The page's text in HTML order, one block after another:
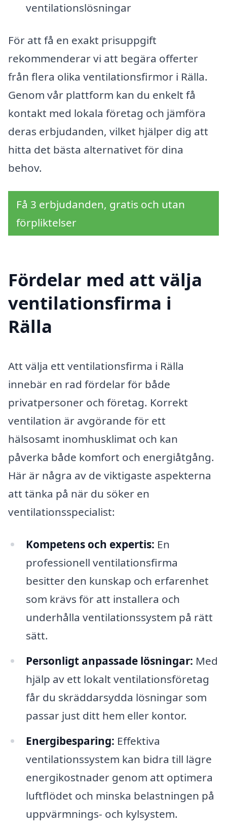
ventilationslösningar
För att få en exakt prisuppgift
rekommenderar vi att begära offerter
från flera olika ventilationsfirmor i Rälla.
Genom vår plattform kan du enkelt få
kontakt med lokala företag och jämföra
deras erbjudanden, vilket hjälper dig att
hitta det bästa alternativet för dina
behov.
Få 3 erbjudanden, gratis och utan
förpliktelser
Fördelar med att välja
ventilationsfirma i
Rälla
Att välja ett ventilationsfirma i Rälla
innebär en rad fördelar för både
privatpersoner och företag. Korrekt
ventilation är avgörande för ett
hälsosamt inomhusklimat och kan
påverka både komfort och energiåtgång.
Här är några av de viktigaste aspekterna
att tänka på när du söker en
ventilationsspecialist:
Kompetens och expertis: En
professionell ventilationsfirma
besitter den kunskap och erfarenhet
som krävs för att installera och
underhålla ventilationssystem på rätt
sätt.
Personligt anpassade lösningar: Med
hjälp av ett lokalt ventilationsföretag
får du skräddarsydda lösningar som
passar just ditt hem eller kontor.
Energibesparing: Effektiva
ventilationssystem kan bidra till lägre
energikostnader genom att optimera
luftflödet och minska belastningen på
uppvärmnings- och kylsystem.